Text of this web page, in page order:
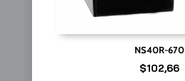
NS40R-670
$102,66